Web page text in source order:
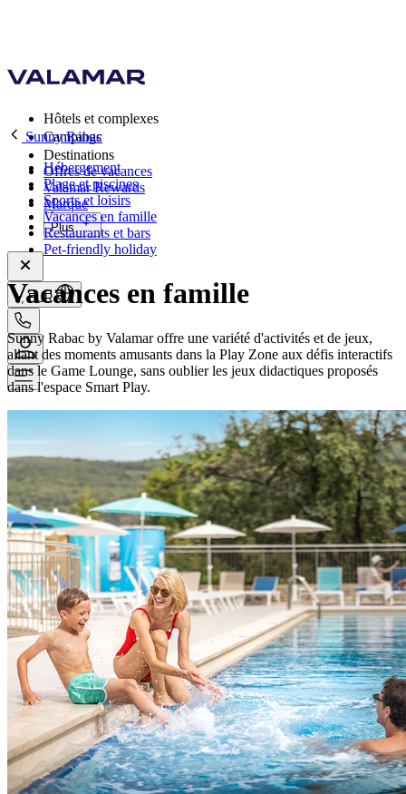
Hôtels et complexes
Campings
Destinations
Offres de vacances
Valamar Rewards
Marque
Plus
fr, EUR
Sunny Rabac
Hébergement
Plage et piscines
Sports et loisirs
Vacances en famille
Restaurants et bars
Pet-friendly holiday
Vacances en famille
Sunny Rabac by Valamar offre une variété d'activités et de jeux,
allant des moments amusants dans la Play Zone aux défis interactifs
dans le Game Lounge, sans oublier les jeux didactiques proposés
dans l'espace Smart Play.